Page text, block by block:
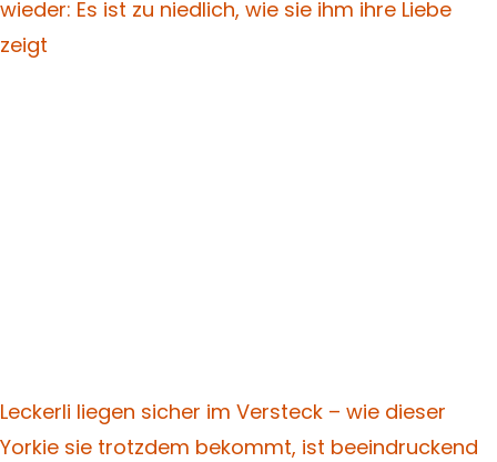
wieder: Es ist zu niedlich, wie sie ihm ihre Liebe
zeigt
Leckerli liegen sicher im Versteck – wie dieser
Yorkie sie trotzdem bekommt, ist beeindruckend